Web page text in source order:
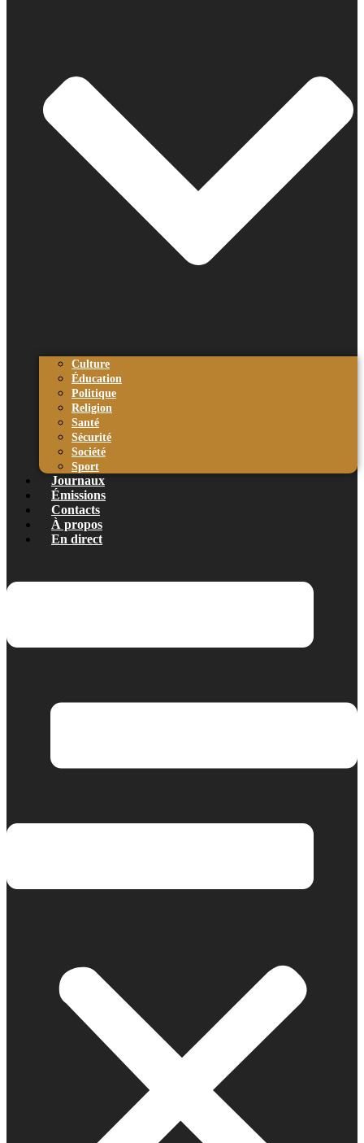
Culture
Éducation
Politique
Religion
Santé
Sécurité
Société
Sport
Journaux
Émissions
Contacts
À propos
En direct